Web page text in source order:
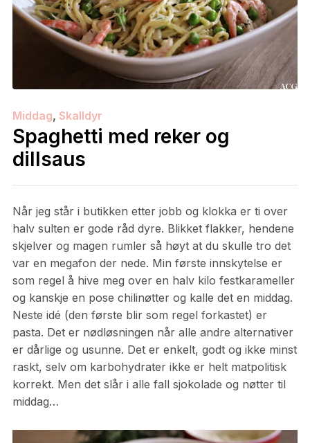
Middag, Skalldyr
Spaghetti med reker og
dillsaus
Når jeg står i butikken etter jobb og klokka er ti over
halv sulten er gode råd dyre. Blikket flakker, hendene
skjelver og magen rumler så høyt at du skulle tro det
var en megafon der nede. Min første innskytelse er
som regel å hive meg over en halv kilo festkarameller
og kanskje en pose chilinøtter og kalle det en middag.
Neste idé (den første blir som regel forkastet) er
pasta. Det er nødløsningen når alle andre alternativer
er dårlige og usunne. Det er enkelt, godt og ikke minst
raskt, selv om karbohydrater ikke er helt matpolitisk
korrekt. Men det slår i alle fall sjokolade og nøtter til
middag…